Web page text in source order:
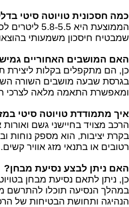
כמה חסכונית טויוטה סיטי
הממוצעת היא 5.5
‑
5.8 ליטרים
שמבטיח חיסכון משמעותי
האם המושבים האחוריים
כן, הם מתקפלים בקלות ליצירת
בגרסת שבעה מושבים השורה
ומאפשרת התאמה מלאה לצרכי
איך מתמודדת טויוטה סיטי
הרכב מצויד בחיישני גשם
בקרת יציבות, הוא מספק נוחות
רטובים או בתנאי מזג אוויר קשים.
האם ניתן לבצע נסיעת מבחן?
כן, ניתן לתאם נסיעת מבחן
במהלך הנסיעה תוכלו להתרשם
הנהיגה ותחושת הבטיחות של